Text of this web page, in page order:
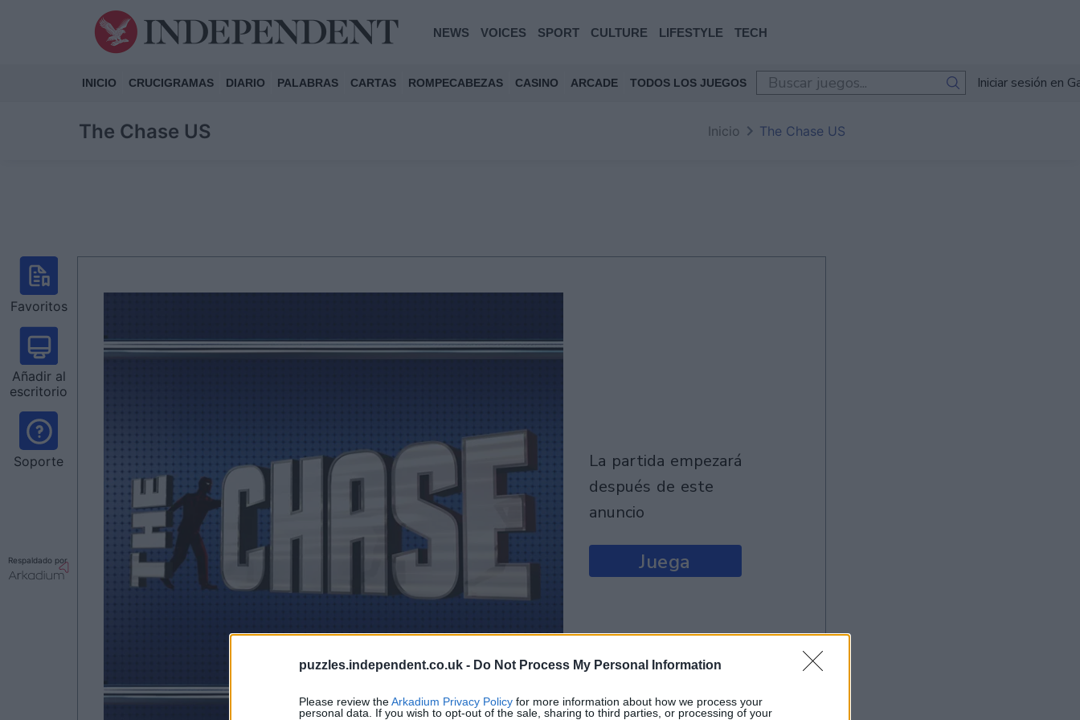
puzzles.independent.co.uk - Do Not Process My Personal Information
Please review theArkadium Privacy Policy for more information about how we process your
personal data. If you wish to opt-out of the sale, sharing to third parties, or processing of your
NEWS VOICES SPORT CULTURE LIFESTYLE TECH
INICIO CRUCIGRAMAS DIARIO PALABRAS CARTAS ROMPECABEZAS CASINO ARCADE TODOS LOS JUEGOS Iniciar sesión en
The Chase US Inicio The Chase US
Favoritos
Añadir al
escritorio
Soporte
Respaldado por
la partida empezará
después de este
anuncio
Juega